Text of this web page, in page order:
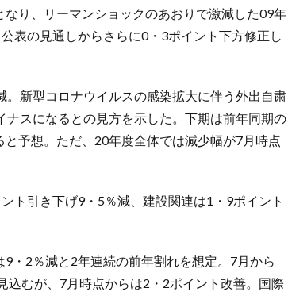
り、リーマンショックのあおりで激減した09年
表の見通しからさらに0・3ポイント下方修正し
新型コロナウイルスの感染拡大に伴う外出自粛
スになるとの見方を示した。下期は前年同期の
予想。ただ、20年度全体では減少幅が7月時点
ト引き下げ9・5％減、建設関連は1・9ポイント
・2％減と2年連続の前年割れを想定。7月から
むが、7月時点からは2・2ポイント改善。国際